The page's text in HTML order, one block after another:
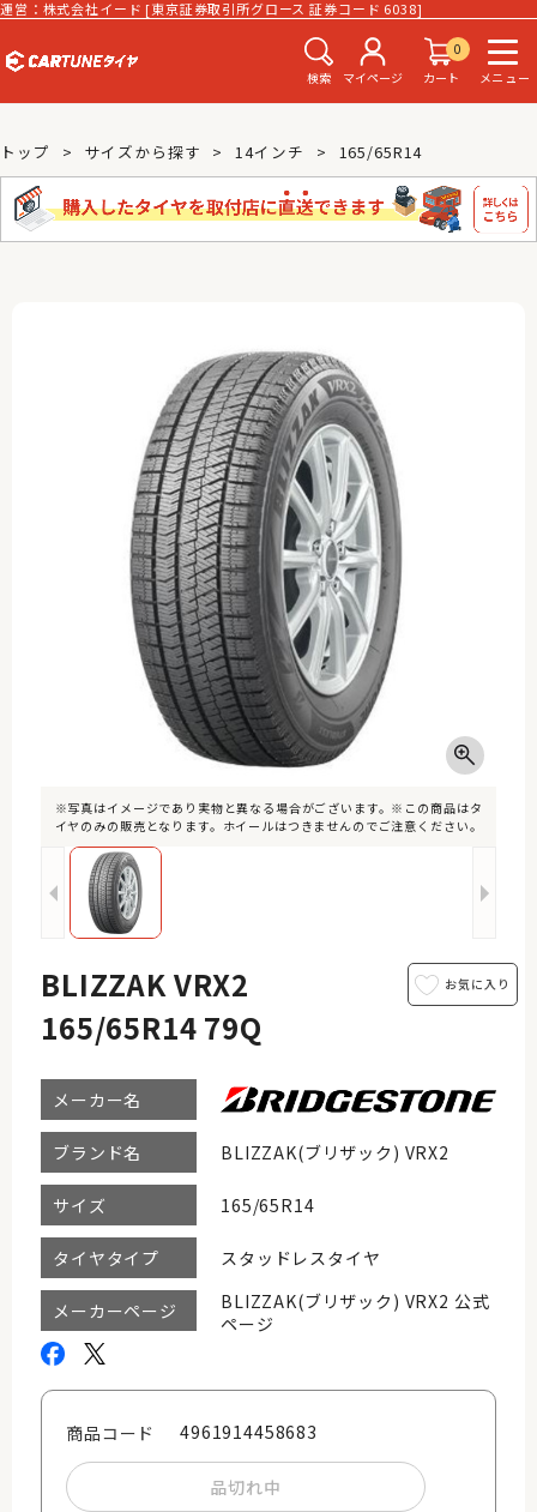
運営：株式会社イード [東京証券取引所グロース 証券コード 6038]
検索 マイページ
0
カート
メニュー
トップ サイズから探す 14インチ 165/65R14
※写真はイメージであり実物と異なる場合がございます。※この商品はタ
イヤのみの販売となります。ホイールはつきませんのでご注意ください。
BLIZZAK VRX2
165/65R14 79Q
メーカー名
ブランド名 BLIZZAK(ブリザック) VRX2
サイズ 165/65R14
タイヤタイプ スタッドレスタイヤ
メーカーページ
BLIZZAK(ブリザック) VRX2 公式
ページ
商品コード 4961914458683
品切れ中